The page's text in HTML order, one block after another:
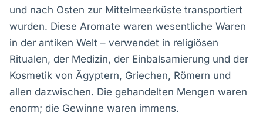
und nach Osten zur Mittelmeerküste transportiert
wurden. Diese Aromate waren wesentliche Waren
in der antiken Welt – verwendet in religiösen
Ritualen, der Medizin, der Einbalsamierung und der
Kosmetik von Ägyptern, Griechen, Römern und
allen dazwischen. Die gehandelten Mengen waren
enorm; die Gewinne waren immens.